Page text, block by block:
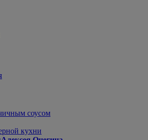
соусом
кухни